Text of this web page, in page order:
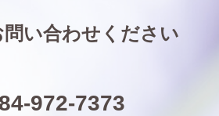
問い合わせください
972-7373